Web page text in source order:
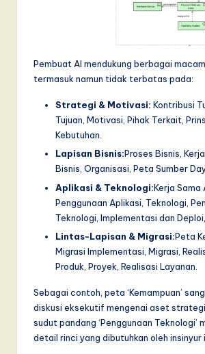
Pembuat AI mendukung berbagai
termasuk namun tidak terbatas pada:
Strategi & Motivasi: Kontribusi
Tujuan, Motivasi, Pihak Terkait,
Kebutuhan.
Lapisan Bisnis:Proses Bisnis,
Bisnis, Organisasi, Peta Sumber
Aplikasi & Teknologi:Kerja Sama
Penggunaan Aplikasi, Teknologi,
Teknologi, Implementasi dan Deploi,
Lintas-Lapisan & Migrasi:Peta
Migrasi Implementasi, Migrasi,
Produk, Proyek, Realisasi Layanan.
Sebagai contoh, peta ‘Kemampuan’
diskusi eksekutif mengenai aset
sudut pandang ‘Penggunaan Teknologi’
detail rinci yang dibutuhkan oleh